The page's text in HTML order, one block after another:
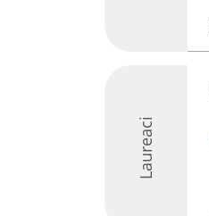
Laureaci